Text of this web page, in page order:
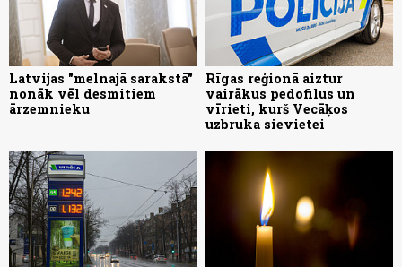
Latvijas "melnajā sarakstā"
nonāk vēl desmitiem
ārzemnieku
Rīgas reģionā aiztur
vairākus pedofilus un
vīrieti, kurš Vecāķos
uzbruka sievietei